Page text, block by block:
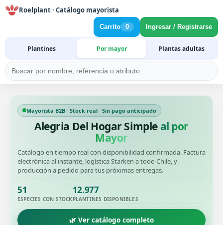
Roelplant · Catálogo mayorista
Plantines Por mayor Plantas adultas
Carrito 0 Ingresar / Registrarse
Mayorista B2B · Stock real · Sin pago anticipado
Alegria Del Hogar Simple al por
Mayor
Catálogo en tiempo real con disponibilidad confirmada. Factura
electrónica al instante, logística Starken a todo Chile, y
producción a pedido para tus próximas entregas.
51
ESPECIES CON STOCK
12.977
PLANTINES DISPONIBLES
🌿 Ver catálogo completo